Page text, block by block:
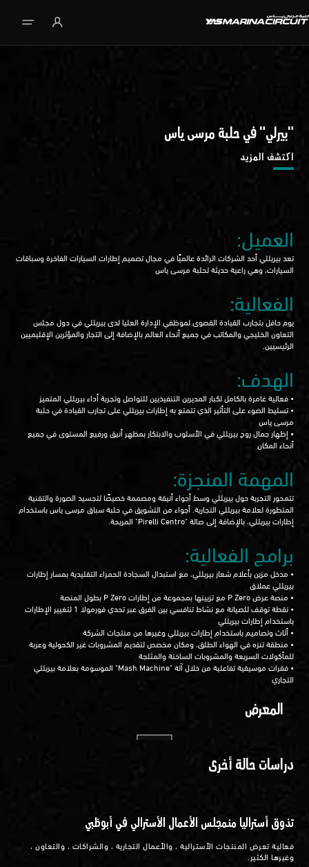
تخطي إلى المحتوى الرئيسي
"بيرلي" في حلبة مرسى ياس
اكتشف المزيد
العميل:
تعد بيريللي أحد الشركات الرائدة عالميًا في مجال تصميم إطارات السيارات الفاخرة وسباقات
السيارات، وهي راعية حديثة لحلبة مرسى ياس
الفعالية:
يوم حافل بتجارب القيادة القصوى لموظفي الإدارة العليا لدى بيريللي في دول مجلس
التعاون الخليجي والمكاتب في جميع أنحاء العالم بالإضافة إلى التجار والمؤثرين الإقليميين
الرئيسيين.
الهدف:
• فعالية غامرة بالكامل لكبار المديرين التنفيذيين للتواصل وتجربة أداء بيريللي المتميز
• تسليط الضوء على التأثير الذي تتمتع به إطارات بيريللي على تجارب القيادة في حلبة
مرسى ياس
• إظهار جمال روح بيريللي في الأسلوب والابتكار بمظهر أنيق ورفيع المستوى في جميع
أنحاء المكان
المهمة المنجزة:
تتمحور التجربة حول بيريللي وسط أجواء أنيقة ومصممة خصيصًا لتجسيد الصورة والتقنية
المتطورة لعلامة بيريللي التجارية. أجواء من التشويق في حلبة سباق مرسى ياس باستخدام
إطارات بيريللي، بالإضافة إلى صالة "Pirelli Centro" المريحة.
برامج الفعالية:
• مدخل مزين بأعلام شعار بيريللي، مع استبدال السجادة الحمراء التقليدية بمسار إطارات
بيريللي عملاق
• منصة عرض P Zero مع تزيينها بمجموعة من إطارات P Zero بطول المنصة
• نقطة توقف للصيانة مع نشاط تنافسي بين الفرق عبر تحدي فورمولا 1 لتغيير الإطارات
باستخدام إطارات بيريللي
• أثاث وتصاميم باستخدام إطارات بيريللي وغيرها من منتجات الشركة
• منطقة تنزه في الهواء الطلق، ومكان مخصص لتقديم المشروبات غير الكحولية وعربة
للمأكولات السريعة والمشروبات الساخنة والمثلجة
• فقرات موسيقية تفاعلية من خلال آلة "Mash Machine" الموسومة بعلامة بيريللي
التجاري
المعرض
دراسات حالة أخرى
تذوق أستراليا منمجلس الأعمال الأسترالي في أبوظبي
فعالية تعرض المنتجات الأسترالية ، والأعمال التجارية ، والشراكات ، والتعاون ،
وغيرها الكثير.